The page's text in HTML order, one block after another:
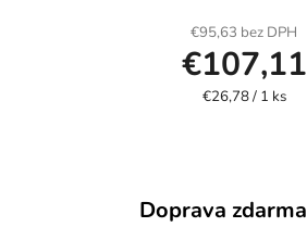
€95,63 bez DPH
€107,11
Jednotková
€26,78 / 1 ks
Doprava zdarma